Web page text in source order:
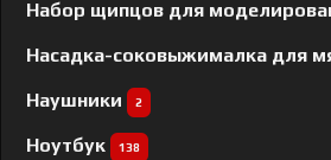
Набор щипцов для
Насадка-соковыжималка для
Наушники 2
Ноутбук 138